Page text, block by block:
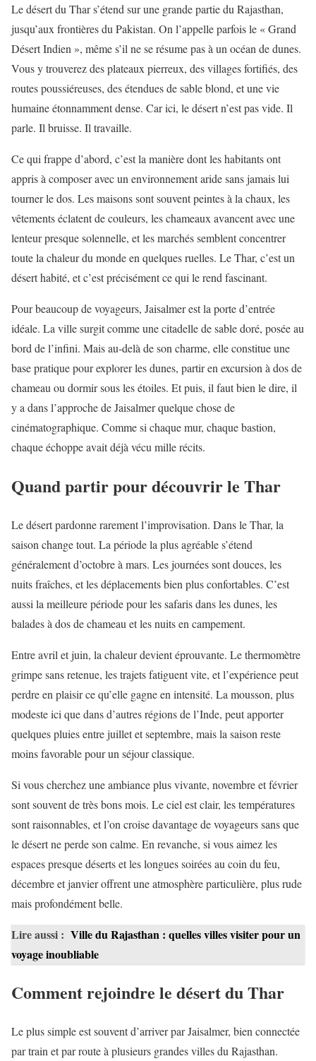
Le désert du Thar s’étend sur une grande partie du Rajasthan,
jusqu’aux frontières du Pakistan. On l’appelle parfois le « Grand
Désert Indien », même s’il ne se résume pas à un océan de dunes.
Vous y trouverez des plateaux pierreux, des villages fortifiés, des
routes poussiéreuses, des étendues de sable blond, et une vie
humaine étonnamment dense. Car ici, le désert n’est pas vide. Il
parle. Il bruisse. Il travaille.
Ce qui frappe d’abord, c’est la manière dont les habitants ont
appris à composer avec un environnement aride sans jamais lui
tourner le dos. Les maisons sont souvent peintes à la chaux, les
vêtements éclatent de couleurs, les chameaux avancent avec une
lenteur presque solennelle, et les marchés semblent concentrer
toute la chaleur du monde en quelques ruelles. Le Thar, c’est un
désert habité, et c’est précisément ce qui le rend fascinant.
Pour beaucoup de voyageurs, Jaisalmer est la porte d’entrée
idéale. La ville surgit comme une citadelle de sable doré, posée au
bord de l’infini. Mais au-delà de son charme, elle constitue une
base pratique pour explorer les dunes, partir en excursion à dos de
chameau ou dormir sous les étoiles. Et puis, il faut bien le dire, il
y a dans l’approche de Jaisalmer quelque chose de
cinématographique. Comme si chaque mur, chaque bastion,
chaque échoppe avait déjà vécu mille récits.
Quand partir pour découvrir le Thar
Le désert pardonne rarement l’improvisation. Dans le Thar, la
saison change tout. La période la plus agréable s’étend
généralement d’octobre à mars. Les journées sont douces, les
nuits fraîches, et les déplacements bien plus confortables. C’est
aussi la meilleure période pour les safaris dans les dunes, les
balades à dos de chameau et les nuits en campement.
Entre avril et juin, la chaleur devient éprouvante. Le thermomètre
grimpe sans retenue, les trajets fatiguent vite, et l’expérience peut
perdre en plaisir ce qu’elle gagne en intensité. La mousson, plus
modeste ici que dans d’autres régions de l’Inde, peut apporter
quelques pluies entre juillet et septembre, mais la saison reste
moins favorable pour un séjour classique.
Si vous cherchez une ambiance plus vivante, novembre et février
sont souvent de très bons mois. Le ciel est clair, les températures
sont raisonnables, et l’on croise davantage de voyageurs sans que
le désert ne perde son calme. En revanche, si vous aimez les
espaces presque déserts et les longues soirées au coin du feu,
décembre et janvier offrent une atmosphère particulière, plus rude
mais profondément belle.
Lire aussi : Ville du Rajasthan : quelles villes visiter pour un
voyage inoubliable
Comment rejoindre le désert du Thar
Le plus simple est souvent d’arriver par Jaisalmer, bien connectée
par train et par route à plusieurs grandes villes du Rajasthan.